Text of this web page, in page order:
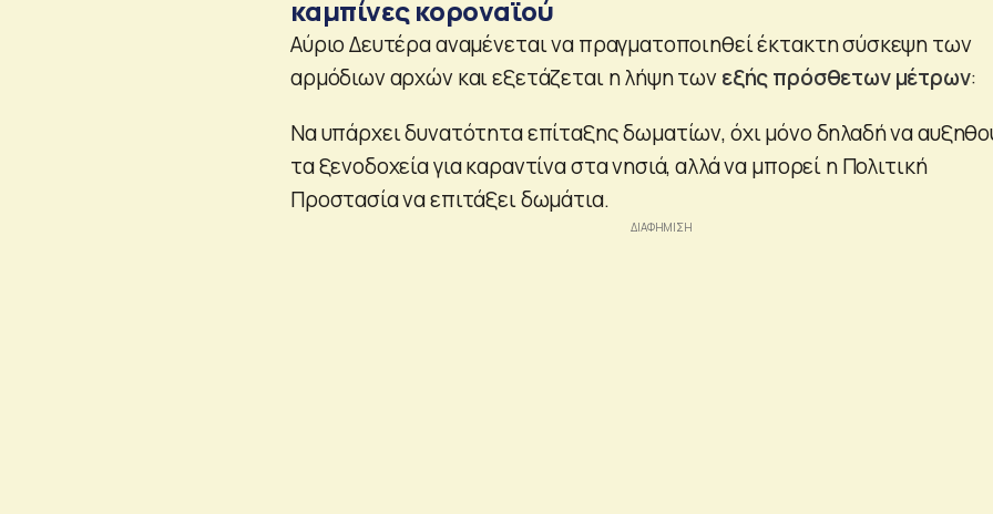
καμπίνες κοροναϊού
Αύριο Δευτέρα αναμένεται να πραγματοποιηθεί έκτακτη σύσκεψη των
αρμόδιων αρχών και εξετάζεται η λήψη των εξής πρόσθετων μέτρων:
Να υπάρχει δυνατότητα επίταξης δωματίων, όχι μόνο δηλαδή να
τα ξενοδοχεία για καραντίνα στα νησιά, αλλά να μπορεί η Πολιτική
Προστασία να επιτάξει δωμάτια.